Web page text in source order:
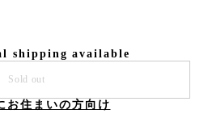
shipping available
Sold out
お住まいの方向け